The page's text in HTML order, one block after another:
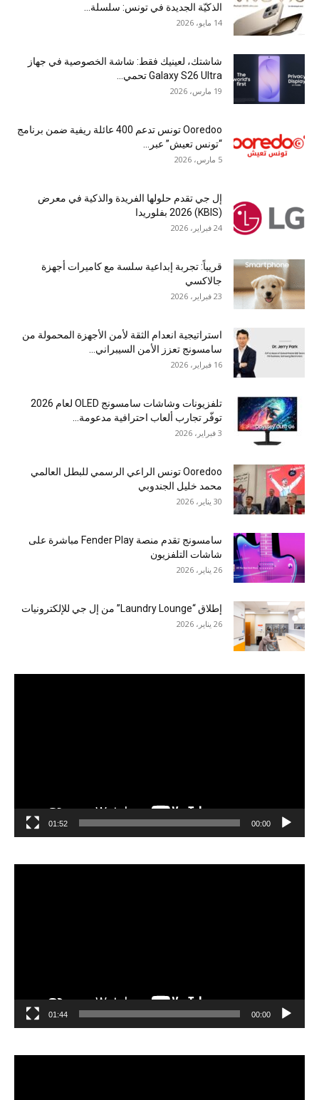
الذكيّة الجديدة في تونس: سلسلة...
14 مايو، 2026
شاشتك، لعينيك فقط: شاشة الخصوصية في جهاز
Galaxy S26 Ultra تحمي...
19 مارس، 2026
Ooredoo تونس تدعم 400 عائلة ريفية ضمن برنامج
“تونس تعيش” عبر...
5 مارس، 2026
إل جي تقدم حلولها الفريدة والذكية في معرض
(KBIS) 2026 بفلوريدا
24 فبراير، 2026
قريباً: تجربة إبداعية سلسة مع كاميرات أجهزة
جالاكسي
23 فبراير، 2026
استراتيجية انعدام الثقة لأمن الأجهزة المحمولة من
سامسونج تعزز الأمن السيبراني...
16 فبراير، 2026
تلفزيونات وشاشات سامسونج OLED لعام 2026
توفّر تجارب ألعاب احترافية مدعومة...
3 فبراير، 2026
Ooredoo تونس الراعي الرسمي للبطل العالمي
محمد خليل الجندوبي
30 يناير، 2026
سامسونج تقدم منصة Fender Play مباشرة على
شاشات التلفزيون
26 يناير، 2026
إطلاق “Laundry Lounge” من إل جي للإلكترونيات
26 يناير، 2026
00:00
01:52
00:00
01:44